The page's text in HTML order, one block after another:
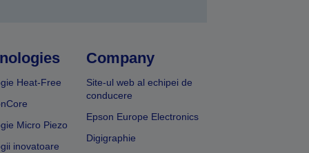
Heat-Free
Micro Piezo
inovatoare
Company
Site-ul web al echipei de
conducere
Epson Europe Electronics
Digigraphie